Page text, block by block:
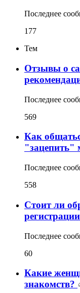
Последнее
177
Тем
Отзывы о
Последнее
569
Как
"зацепить"
Последнее
558
Стоит ли
Последнее
60
Какие
знакомств?